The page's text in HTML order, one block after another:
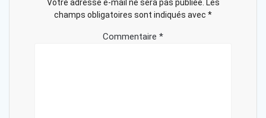
Votre adresse e-mail ne sera pas publiée. Les
champs obligatoires sont indiqués avec *
Commentaire *